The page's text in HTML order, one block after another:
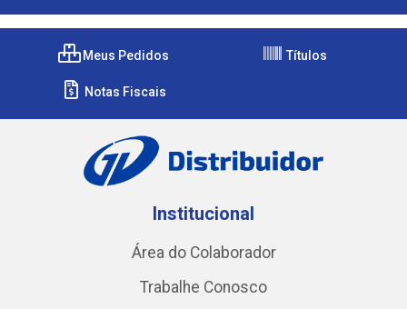
Meus Pedidos Títulos
Notas Fiscais
Institucional
Área do Colaborador
Trabalhe Conosco